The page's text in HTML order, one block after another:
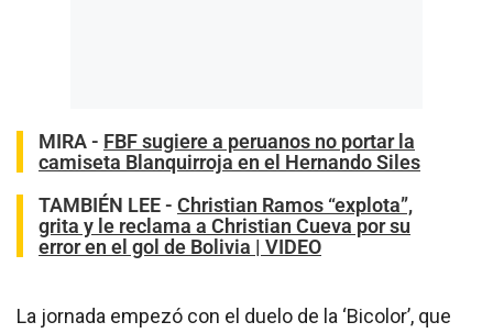
MIRA - FBF sugiere a peruanos no portar la
camiseta Blanquirroja en el Hernando Siles
TAMBIÉN LEE - Christian Ramos “explota”,
grita y le reclama a Christian Cueva por su
error en el gol de Bolivia | VIDEO
La jornada empezó con el duelo de la ‘Bicolor’, que